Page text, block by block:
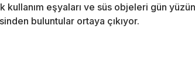
kullanım eşyaları ve süs objeleri gün
buluntular ortaya çıkıyor.